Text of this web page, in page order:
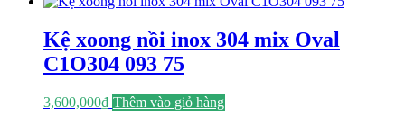
Kệ xoong nồi inox 304 mix Oval
C1O304 093 75
3,600,000₫ Thêm vào giỏ hàng